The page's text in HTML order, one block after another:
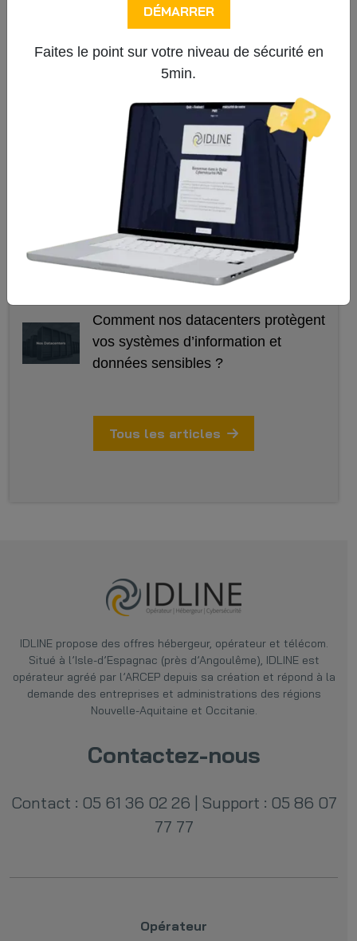
DÉMARRER
Faites le point sur votre niveau de sécurité en
5min.
sécurisé et de proximité
Stratégie nationale cybersécurité
2026–2030
Surmonter les défis professionnels
grâce aux solutions de
communication collaborative
d'IDLINE
SD-WAN : L'indispensable dans le
domaine des réseaux d'entreprise
Comment nos datacenters protègent
vos systèmes d’information et
données sensibles ?
Tous les articles
IDLINEpropose des offres hébergeur, opérateur et télécom.
Situé à l’Isle-d’Espagnac (près d’Angoulême), IDLINE est
opérateur agréé par l’ARCEP depuis sa création et répond à la
demande des entreprises et administrations des régions
Nouvelle-Aquitaine et Occitanie.
Contactez-nous
Contact : 05 61 36 02 26 | Support : 05 86 07
77 77
Opérateur